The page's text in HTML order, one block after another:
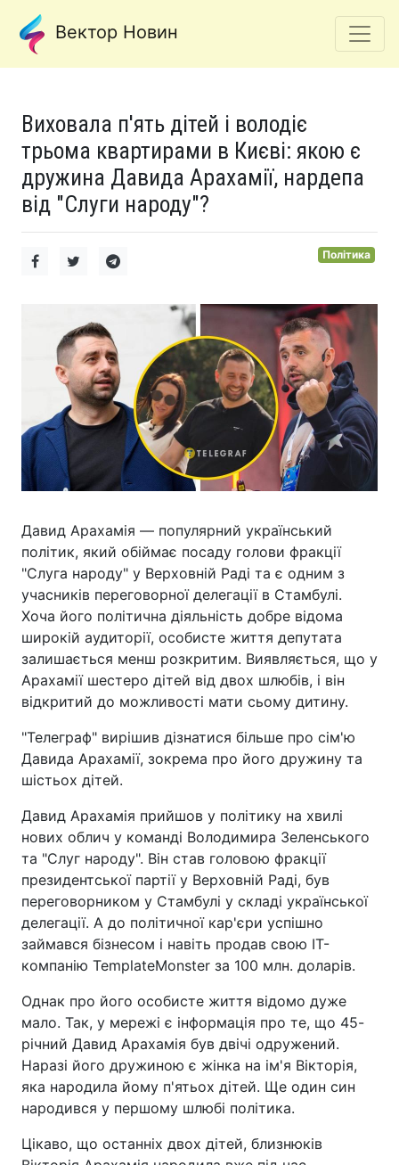
Вектор Новин
Виховала п'ять дітей і володіє
трьома квартирами в Києві: якою є
дружина Давида Арахамії, нардепа
від "Слуги народу"?
Політика
Давид Арахамія — популярний український
політик, який обіймає посаду голови фракції
"Слуга народу" у Верховній Раді та є одним з
учасників переговорної делегації в Стамбулі.
Хоча його політична діяльність добре відома
широкій аудиторії, особисте життя депутата
залишається менш розкритим. Виявляється, що у
Арахамії шестеро дітей від двох шлюбів, і він
відкритий до можливості мати сьому дитину.
"Телеграф" вирішив дізнатися більше про сім'ю
Давида Арахамії, зокрема про його дружину та
шістьох дітей.
Давид Арахамія прийшов у політику на хвилі
нових облич у команді Володимира Зеленського
та "Слуг народу". Він став головою фракції
президентської партії у Верховній Раді, був
переговорником у Стамбулі у складі української
делегації. А до політичної кар'єри успішно
займався бізнесом і навіть продав свою IT-
компанію TemplateMonster за 100 млн. доларів.
Однак про його особисте життя відомо дуже
мало. Так, у мережі є інформація про те, що 45-
річний Давид Арахамія був двічі одружений.
Наразі його дружиною є жінка на ім'я Вікторія,
яка народила йому п'ятьох дітей. Ще один син
народився у першому шлюбі політика.
Цікаво, що останніх двох дітей, близнюків